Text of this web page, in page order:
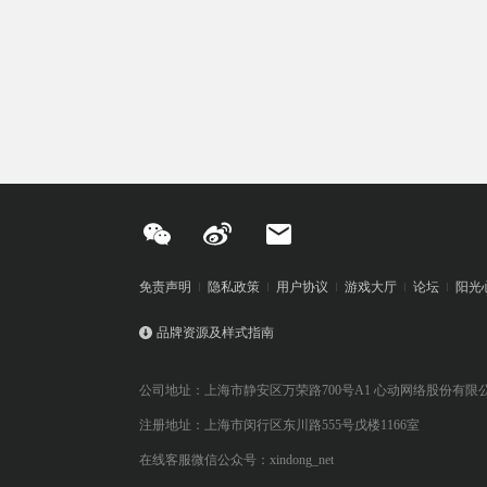
免责声明 隐私政策 用户协议 游戏大厅 论坛 阳光
品牌资源及样式指南
公司地址：上海市静安区万荣路700号A1 心动网络股份有限
注册地址：上海市闵行区东川路555号戊楼1166室
在线客服微信公众号：xindong_net